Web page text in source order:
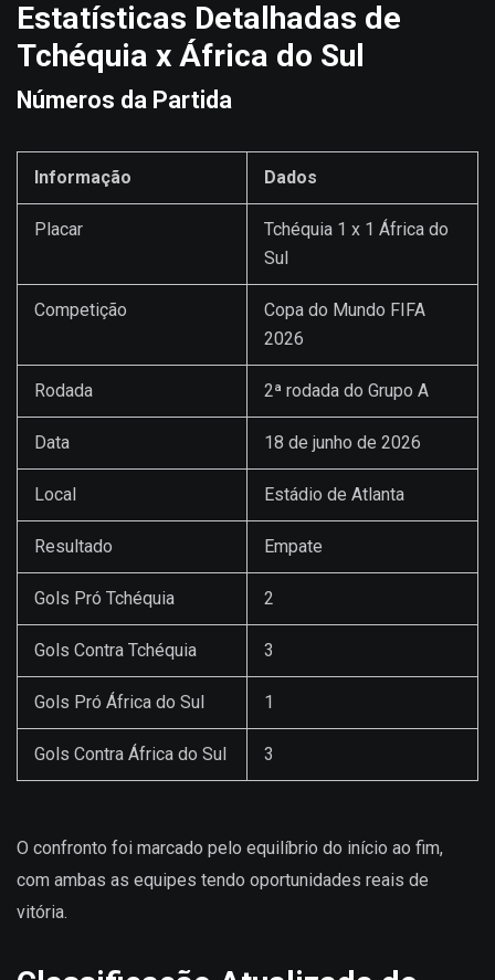
Estatísticas Detalhadas de
Tchéquia x África do Sul
Números da Partida
Informação Dados
Placar
Tchéquia 1 x 1 África do
Sul
Competição
Copa do Mundo FIFA
2026
Rodada 2ª rodada do Grupo A
Data 18 de junho de 2026
Local Estádio de Atlanta
Resultado Empate
Gols Pró Tchéquia 2
Gols Contra Tchéquia 3
Gols Pró África do Sul 1
Gols Contra África do Sul 3
O confronto foi marcado pelo equilíbrio do início ao fim,
com ambas as equipes tendo oportunidades reais de
vitória.